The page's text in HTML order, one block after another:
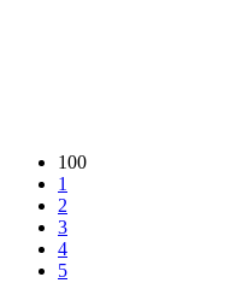
100
1
2
3
4
5